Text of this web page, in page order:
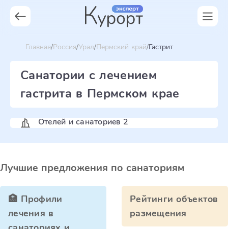
Главная Россия Урал Пермский край Гастрит
Санатории с лечением
гастрита в Пермском крае
Отелей и санаториев 2
Лучшие предложения по санаториям
🏥 Профили
лечения в
Рейтинги объектов
размещения